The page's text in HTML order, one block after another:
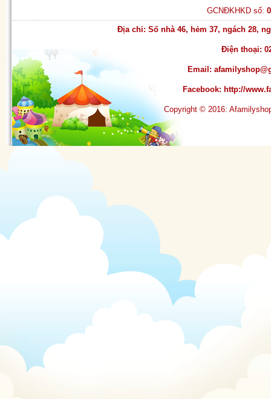
sao & hình dây
GCNĐKHKD số:
Địa chỉ: Số nhà 46, hẻm 37, ngách 28,
Điện thoại:
Email:
Facebook: http://
Copyright © 2016: